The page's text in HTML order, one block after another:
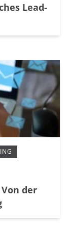
Lead-
der